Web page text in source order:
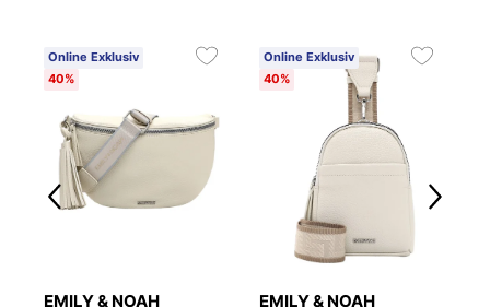
Online Exklusiv
40%
EMILY & NOAH
Online Exklusiv
40%
EMILY & NOAH